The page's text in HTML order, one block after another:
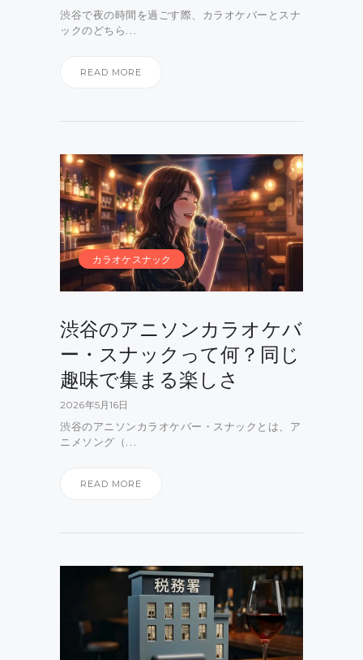
渋谷で夜の時間を過ごす際、カラオケバーとスナ
ックのどちら…
READ MORE
カラオケスナック
渋谷のアニソンカラオケバ
ー・スナックって何？同じ
趣味で集まる楽しさ
2026年5月16日
渋谷のアニソンカラオケバー・スナックとは、ア
ニメソング（…
READ MORE